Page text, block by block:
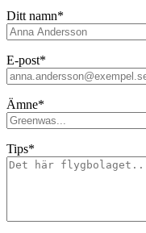
Ditt namn*
E-post*
Ämne*
Tips*